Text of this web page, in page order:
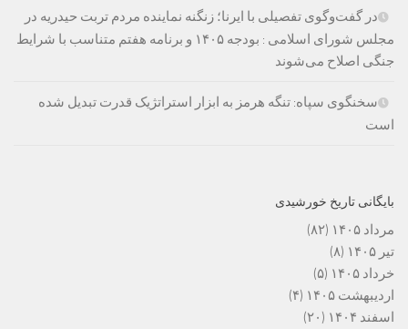
در گفت‌وگوی تفصیلی با ایرنا؛ زنگنه نماینده مردم تربت حیدریه در
مجلس شورای اسلامی : بودجه ۱۴۰۵ و برنامه هفتم متناسب با شرایط
جنگی اصلاح می‌شوند
سخنگوی سپاه: تنگه هرمز به ابزار استراتژیک قدرت تبدیل شده
است
بایگانی تاریخ خورشیدی
مرداد ۱۴۰۵
(۸۲)
تیر ۱۴۰۵
(۸)
خرداد ۱۴۰۵
(۵)
اردیبهشت ۱۴۰۵
(۴)
اسفند ۱۴۰۴
(۲۰)